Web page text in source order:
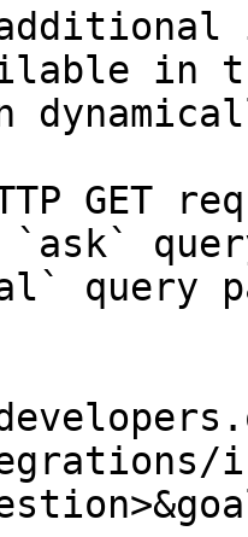
in
GET
`ask`
query